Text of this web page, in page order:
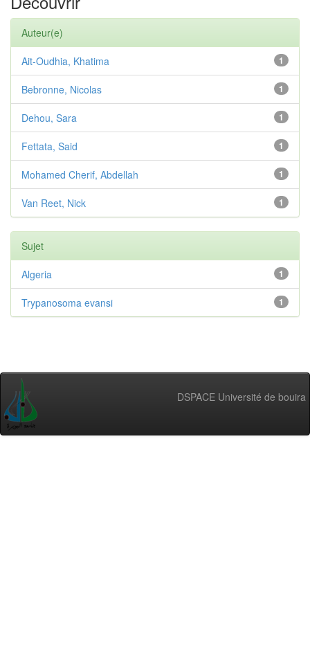
Auteur(e)
1
Ait-Oudhia, Khatima
1
Bebronne, Nicolas
1
Dehou, Sara
1
Fettata, Said
1
Mohamed Cherif, Abdellah
1
Van Reet, Nick
Sujet
1
Algeria
1
Trypanosoma evansi
DSPACE Université de bouira